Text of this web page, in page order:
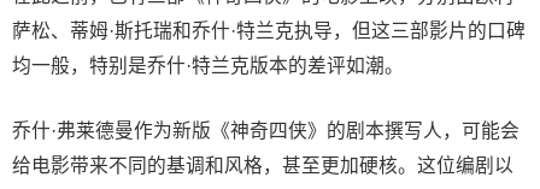
萨松、蒂姆·斯托瑞和乔什·特兰克执导，但这三部影片的口碑
均一般，特别是乔什·特兰克版本的差评如潮。
乔什·弗莱德曼作为新版《神奇四侠》的剧本撰写人，可能会
给电影带来不同的基调和风格，甚至更加硬核。这位编剧以